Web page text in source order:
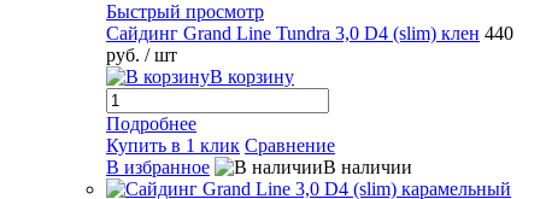
Быстрый просмотр
Сайдинг Grand Line Tundra 3,0 D4 (slim) клен 440
руб. / шт
В корзину
Подробнее
Купить в 1 клик Сравнение
В избранное
В наличии